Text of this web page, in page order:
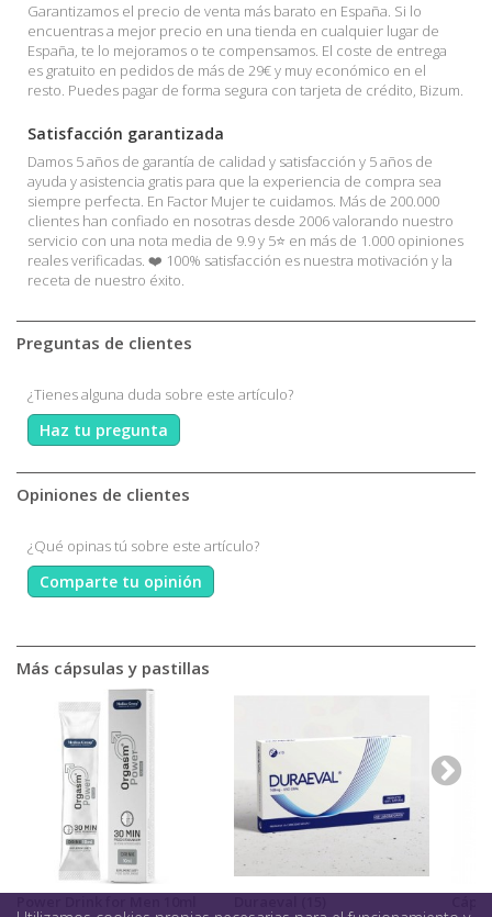
Garantizamos el precio de venta más barato en España. Si lo
encuentras a mejor precio en una tienda en cualquier lugar de
España, te lo mejoramos o te compensamos. El coste de entrega
es gratuito en pedidos de más de 29€ y muy económico en el
resto. Puedes pagar de forma segura con tarjeta de crédito, Bizum.
Satisfacción garantizada
Damos 5 años de garantía de calidad y satisfacción y 5 años de
ayuda y asistencia gratis para que la experiencia de compra sea
siempre perfecta. En Factor Mujer te cuidamos. Más de 200.000
clientes han confiado en nosotras desde 2006 valorando nuestro
servicio con una nota media de 9.9 y 5⭐ en más de 1.000 opiniones
reales verificadas. ❤️ 100% satisfacción es nuestra motivación y la
receta de nuestro éxito.
Preguntas de clientes
¿Tienes alguna duda sobre este artículo?
Haz tu pregunta
Opiniones de clientes
¿Qué opinas tú sobre este artículo?
Comparte tu opinión
Más cápsulas y pastillas